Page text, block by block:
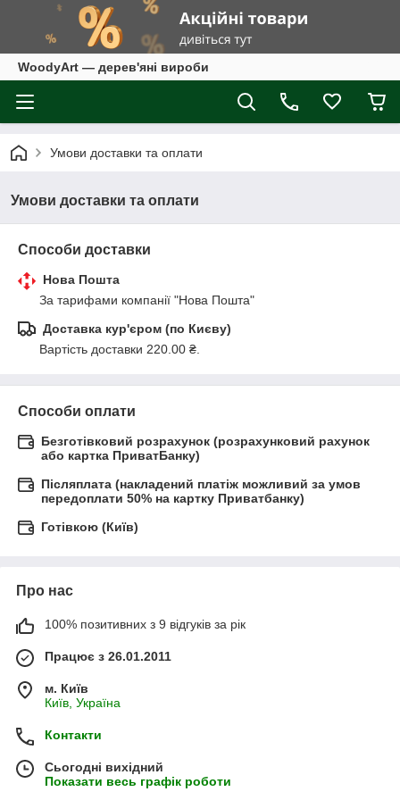
WoodyArt — дерев'яні вироби
Умови доставки та оплати
Умови доставки та оплати
Способи доставки
Нова Пошта
За тарифами компанії "Нова Пошта"
Доставка кур'єром (по Києву)
Вартість доставки 220.00 ₴.
Способи оплати
Безготівковий розрахунок (розрахунковий рахунок
або картка ПриватБанку)
Післяплата (накладений платіж можливий за умов
передоплати 50% на картку Приватбанку)
Готівкою (Київ)
Про нас
100% позитивних з 9 відгуків за рік
Працює з 26.01.2011
м. Київ
Київ, Україна
Контакти
Сьогодні вихідний
Показати весь графік роботи